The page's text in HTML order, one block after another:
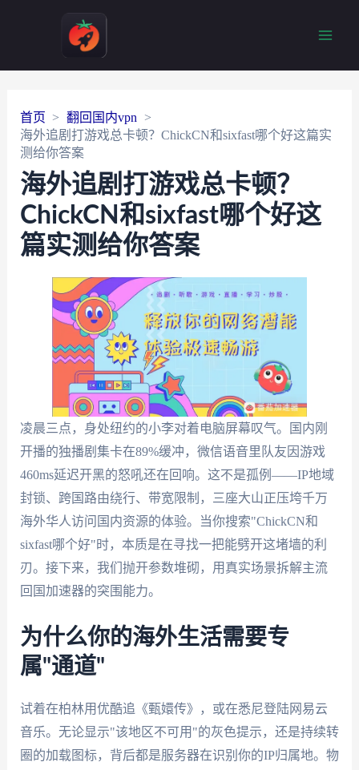
首页
翻回国内vpn
海外追剧打游戏总卡顿？ChickCN和sixfast哪个好这篇实
测给你答案
海外追剧打游戏总卡顿？
ChickCN和sixfast哪个好这
篇实测给你答案
凌晨三点，身处纽约的小李对着电脑屏幕叹气。国内刚
开播的独播剧集卡在89%缓冲，微信语音里队友因游戏
460ms延迟开黑的怒吼还在回响。这不是孤例——IP地域
封锁、跨国路由绕行、带宽限制，三座大山正压垮千万
海外华人访问国内资源的体验。当你搜索"ChickCN和
sixfast哪个好"时，本质是在寻找一把能劈开这堵墙的利
刃。接下来，我们抛开参数堆砌，用真实场景拆解主流
回国加速器的突围能力。
为什么你的海外生活需要专
属"通道"
试着在柏林用优酷追《甄嬛传》，或在悉尼登陆网易云
音乐。无论显示"该地区不可用"的灰色提示，还是持续转
圈的加载图标，背后都是服务器在识别你的IP归属地。物